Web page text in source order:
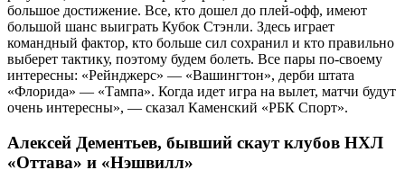
большое достижение. Все, кто дошел до плей-офф, имеют
большой шанс выиграть Кубок Стэнли. Здесь играет
командный фактор, кто больше сил сохранил и кто правильно
выберет тактику, поэтому будем болеть. Все пары по-своему
интересны: «Рейнджерс» — «Вашингтон», дерби штата
«Флорида» — «Тампа». Когда идет игра на вылет, матчи будут
очень интересны», — сказал Каменский «РБК Спорт».
Алексей Дементьев, бывший скаут клубов НХЛ
«Оттава» и «Нэшвилл»